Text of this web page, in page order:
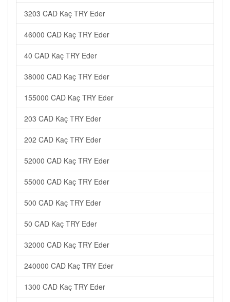
3203 CAD Kaç TRY Eder
46000 CAD Kaç TRY Eder
40 CAD Kaç TRY Eder
38000 CAD Kaç TRY Eder
155000 CAD Kaç TRY Eder
203 CAD Kaç TRY Eder
202 CAD Kaç TRY Eder
52000 CAD Kaç TRY Eder
55000 CAD Kaç TRY Eder
500 CAD Kaç TRY Eder
50 CAD Kaç TRY Eder
32000 CAD Kaç TRY Eder
240000 CAD Kaç TRY Eder
1300 CAD Kaç TRY Eder